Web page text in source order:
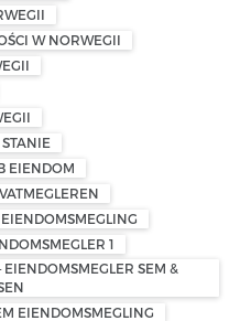
W NORWEGII
EIENDOM
1
SEM &
EIENDOMSMEGLING